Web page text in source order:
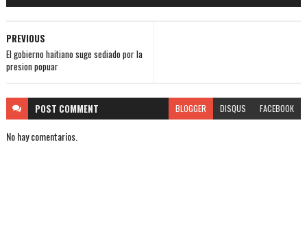
PREVIOUS
El gobierno haitiano suge sediado por la
presion popuar
POST COMMENT BLOGGER DISQUS FACEBOOK
No hay comentarios.